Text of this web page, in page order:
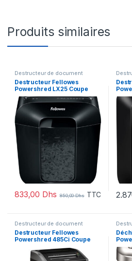
Produits similaires
Destructeur de document
Destructeur Fellowes
Powershred LX25 Coupe
croisée (4170501)
833,00 Dhs 850,00Dhs TTC
Destructeur de document
Destructeur Fellowes
Powershred 485Ci Coupe